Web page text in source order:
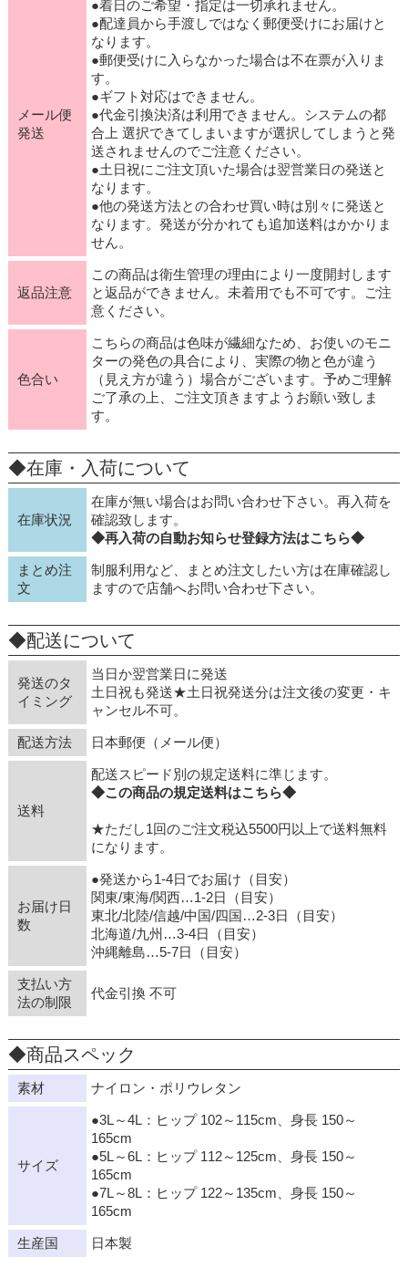
メール便
発送
●着日のご希望・指定は一切承れません。
●配達員から手渡しではなく郵便受けにお届けと
なります。
●郵便受けに入らなかった場合は不在票が入りま
す。
●ギフト対応はできません。
●代金引換決済は利用できません。システムの都
合上 選択できてしまいますが選択してしまうと発
送されませんのでご注意ください。
●土日祝にご注文頂いた場合は翌営業日の発送と
なります。
●他の発送方法との合わせ買い時は別々に発送と
なります。発送が分かれても追加送料はかかりま
せん。
返品注意
この商品は衛生管理の理由により一度開封します
と返品ができません。未着用でも不可です。ご注
意ください。
色合い
こちらの商品は色味が繊細なため、お使いのモニ
ターの発色の具合により、実際の物と色が違う
（見え方が違う）場合がございます。予めご理解
ご了承の上、ご注文頂きますようお願い致しま
す。
◆在庫・入荷について
在庫状況
在庫が無い場合はお問い合わせ下さい。再入荷を
確認致します。
◆再入荷の自動お知らせ登録方法はこちら◆
まとめ注
文
制服利用など、まとめ注文したい方は在庫確認し
ますので店舗へお問い合わせ下さい。
◆配送について
発送のタ
イミング
当日か翌営業日に発送
土日祝も発送★土日祝発送分は注文後の変更・キ
ャンセル不可。
配送方法 日本郵便（メール便）
送料
配送スピード別の規定送料に準じます。
◆この商品の規定送料はこちら◆
★ただし1回のご注文税込5500円以上で送料無料
になります。
お届け日
数
●発送から1-4日でお届け（目安）
関東/東海/関西…1-2日（目安）
東北/北陸/信越/中国/四国…2-3日（目安）
北海道/九州…3-4日（目安）
沖縄離島…5-7日（目安）
支払い方
法の制限
代金引換 不可
◆商品スペック
素材 ナイロン・ポリウレタン
サイズ
●3L～4L：ヒップ 102～115cm、身長 150～
165cm
●5L～6L：ヒップ 112～125cm、身長 150～
165cm
●7L～8L：ヒップ 122～135cm、身長 150～
165cm
生産国 日本製